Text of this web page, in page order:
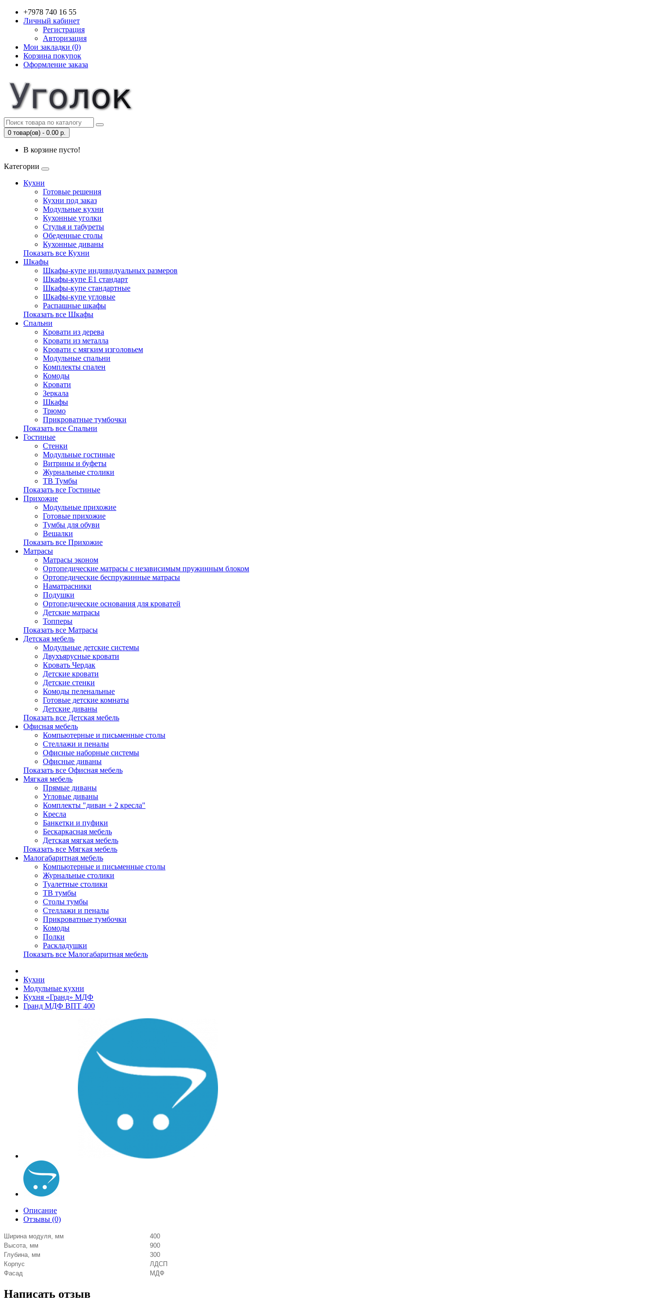
+7978 740 16 55
Личный кабинет
Регистрация
Авторизация
Мои закладки (0)
Корзина покупок
Оформление заказа
0 товар(ов) - 0.00 р.
В корзине пусто!
Категории
Кухни
Готовые решения
Кухни под заказ
Модульные кухни
Кухонные уголки
Стулья и табуреты
Обеденные столы
Кухонные диваны
Показать все Кухни
Шкафы
Шкафы-купе индивидуальных размеров
Шкафы-купе Е1 стандарт
Шкафы-купе стандартные
Шкафы-купе угловые
Распашные шкафы
Показать все Шкафы
Спальни
Кровати из дерева
Кровати из металла
Кровати с мягким изголовьем
Модульные спальни
Комплекты спален
Комоды
Кровати
Зеркала
Шкафы
Трюмо
Прикроватные тумбочки
Показать все Спальни
Гостиные
Стенки
Модульные гостиные
Витрины и буфеты
Журнальные столики
ТВ Тумбы
Показать все Гостиные
Прихожие
Модульные прихожие
Готовые прихожие
Тумбы для обуви
Вешалки
Показать все Прихожие
Матрасы
Матрасы эконом
Ортопедические матрасы с независимым пружинным блоком
Ортопедические беспружинные матрасы
Наматрасники
Подушки
Ортопедические основания для кроватей
Детские матрасы
Топперы
Показать все Матрасы
Детская мебель
Модульные детские системы
Двухъярусные кровати
Кровать Чердак
Детские кровати
Детские стенки
Комоды пеленальные
Готовые детские комнаты
Детские диваны
Показать все Детская мебель
Офисная мебель
Компьютерные и письменные столы
Стеллажи и пеналы
Офисные наборные системы
Офисные диваны
Показать все Офисная мебель
Мягкая мебель
Прямые диваны
Угловые диваны
Комплекты "диван + 2 кресла"
Кресла
Банкетки и пуфики
Бескаркасная мебель
Детская мягкая мебель
Показать все Мягкая мебель
Малогабаритная мебель
Компьютерные и письменные столы
Журнальные столики
Туалетные столики
ТВ тумбы
Столы тумбы
Стеллажи и пеналы
Прикроватные тумбочки
Комоды
Полки
Раскладушки
Показать все Малогабаритная мебель
Кухни
Модульные кухни
Кухня «Гранд» МДФ
Гранд МДФ ВПТ 400
Описание
Отзывы (0)
Ширина модуля, мм
400
Высота, мм
900
Глубина, мм
300
Корпус
ЛДСП
Фасад
МДФ
Написать отзыв